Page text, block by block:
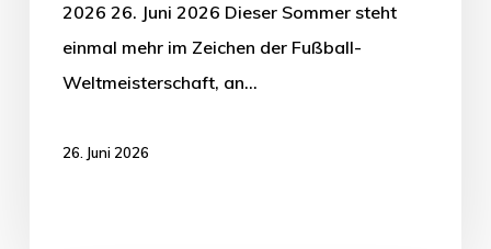
2026 26. Juni 2026 Dieser Sommer steht
einmal mehr im Zeichen der Fußball-
Weltmeisterschaft, an…
26. Juni 2026